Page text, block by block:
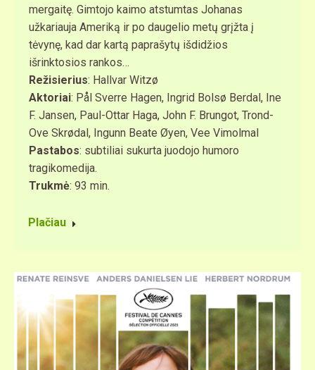
mergaitę. Gimtojo kaimo atstumtas Johanas
užkariauja Ameriką ir po daugelio metų grįžta į
tėvynę, kad dar kartą paprašytų išdidžios
išrinktosios rankos…
​Režisierius: Hallvar Witzø
Aktoriai: Pål Sverre Hagen, Ingrid Bolsø Berdal, Ine
F. Jansen, Paul-Ottar Haga, John F. Brungot, Trond-
Ove Skrødal, Ingunn Beate Øyen, Vee Vimolmal
Pastabos: subtiliai sukurta juodojo humoro
tragikomedija.
Trukmė: 93 min.
Plačiau